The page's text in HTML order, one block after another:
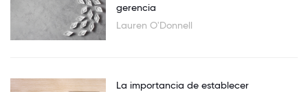
gerencia
Lauren O'Donnell
La importancia de establecer